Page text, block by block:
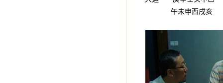
午未申酉戌亥